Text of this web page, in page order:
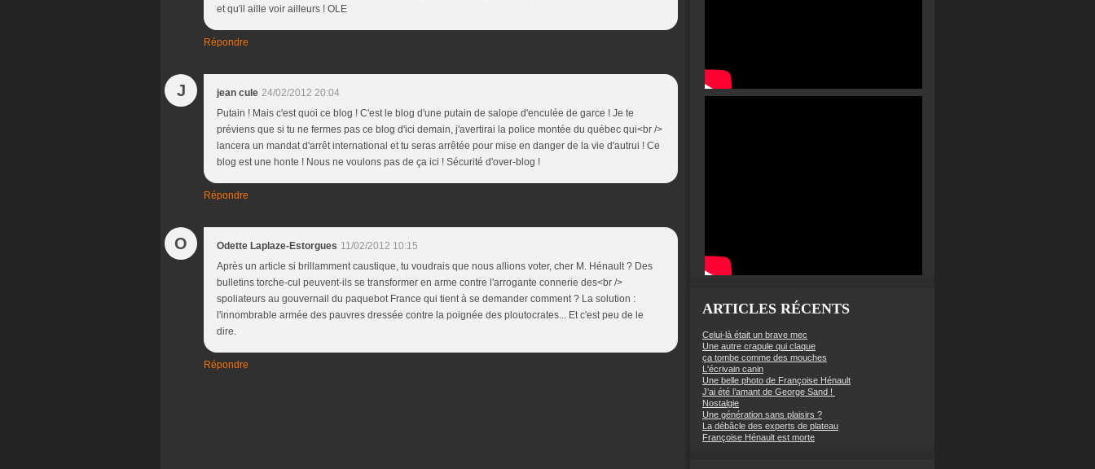
et qu'il aille voir ailleurs ! OLE
Répondre
J jean cule 24/02/2012 20:04
Putain ! Mais c'est quoi ce blog ! C'est le blog d'une putain de salope d'enculée de garce ! Je te
préviens que si tu ne fermes pas ce blog d'ici demain, j'avertirai la police montée du québec qui<br />
lancera un mandat d'arrêt international et tu seras arrêtée pour mise en danger de la vie d'autrui ! Ce
blog est une honte ! Nous ne voulons pas de ça ici ! Sécurité d'over-blog !
Répondre
O Odette Laplaze-Estorgues 11/02/2012 10:15
Après un article si brillamment caustique, tu voudrais que nous allions voter, cher M. Hénault ? Des
bulletins torche-cul peuvent-ils se transformer en arme contre l'arrogante connerie des<br />
spoliateurs au gouvernail du paquebot France qui tient à se demander comment ? La solution :
l'innombrable armée des pauvres dressée contre la poignée des ploutocrates... Et c'est peu de le
dire.
Répondre
ARTICLES RÉCENTS
Celui-là était un brave mec
Une autre crapule qui claque
ça tombe comme des mouches
L'écrivain canin
Une belle photo de Françoise Hénault
J’ai été l’amant de George Sand !
Nostalgie
Une génération sans plaisirs ?
La débâcle des experts de plateau
Françoise Hénault est morte